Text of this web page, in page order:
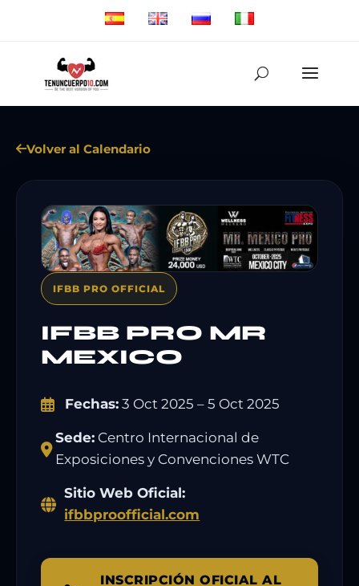
Volver al Calendario
IFBB PRO OFFICIAL
IFBB PRO MR
MEXICO
Fechas: 3 Oct 2025 – 5 Oct 2025
Sede:Centro Internacional de
Exposiciones y Convenciones WTC
Sitio Web Oficial:
ifbbproofficial.com
INSCRIPCIÓN OFICIAL AL